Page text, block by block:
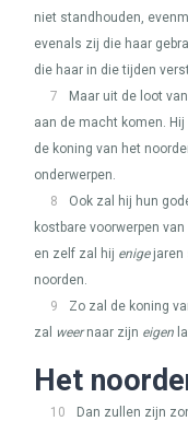
niet standhouden,
evenals zij die haar
die haar in die tijden
7
Maar uit de loot
aan de macht komen.
de koning van het
onderwerpen.
8
Ook zal hij hun
kostbare voorwerpen
en zelf zal hij enigejaren
noorden.
9
Zo zal de koning
zal
weernaar zijn eigen
Het
10
Dan zullen zijn